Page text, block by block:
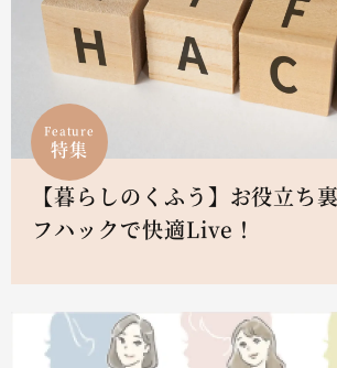
Feature
特集
【暮らしのくふう】お役立ち
フハックで快適Live！